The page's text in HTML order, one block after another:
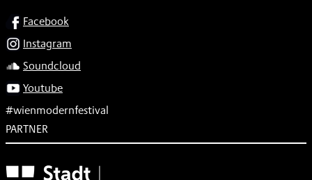
SOCIALFacebook
Instagram
Soundcloud
Youtube
#wienmodernfestival
PARTNER
Subventionsgeber